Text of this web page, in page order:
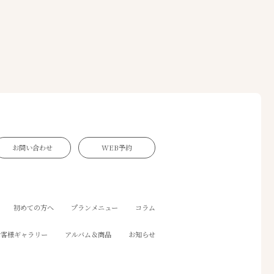
お問い合わせ WEB予約
初めての方へ プランメニュー コラム
様ギャラリー アルバム＆商品 お知らせ